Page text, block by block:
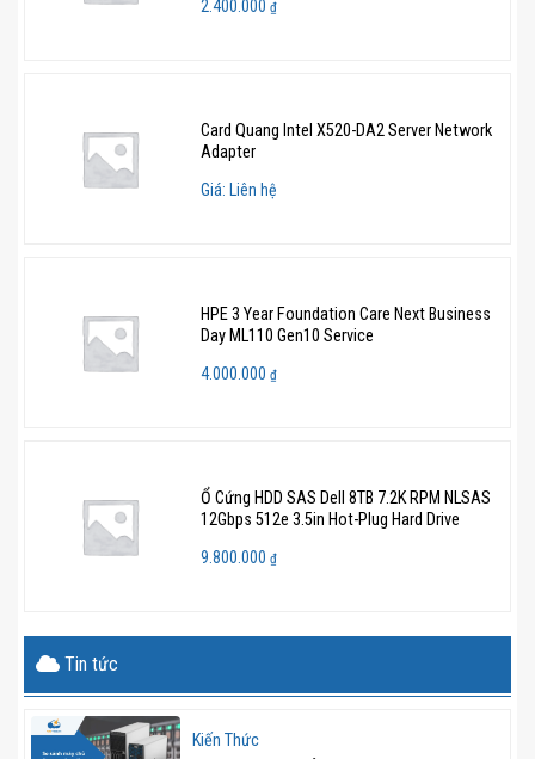
2.400.000 ₫
Card Quang Intel X520-DA2 Server Network
Adapter
Giá: Liên hệ
HPE 3 Year Foundation Care Next Business
Day ML110 Gen10 Service
4.000.000 ₫
Ổ Cứng HDD SAS Dell 8TB 7.2K RPM NLSAS
12Gbps 512e 3.5in Hot-Plug Hard Drive
9.800.000 ₫
Tin tức
Kiến Thức